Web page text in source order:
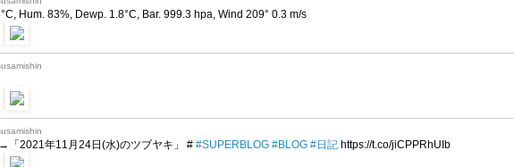
Hum. 83%, Dewp. 1.8°C, Bar. 999.3 hpa, Wind 209° 0.3 m/s
「2021年11月24日(水)のツブヤキ」 # #SUPERBLOG #BLOG #日記 https://t.co/jiCPPRhUIb